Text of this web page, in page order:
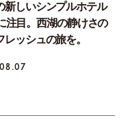
新しいシンプルホテル
注目。西湖の静けさの
ッシュの旅を。